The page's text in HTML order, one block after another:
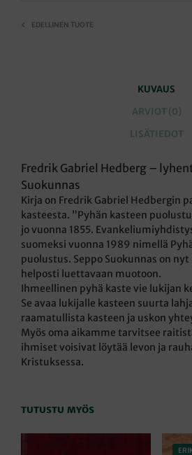
EDELLINEN TUOTE
KUVAUS
ARVIOT (0)
LISÄTIEDOT
Fredrik Gabriel Hedberg –
Suokunnas
Kirja on Fredrik Gabriel Hedbergin
kasteesta. ”Pyhän kasteen
jo vuonna 1855.
suomeksi vuonna 1989 nimellä
puolustus. Seppo Suokunnas on
helposti luettavaan muotoon.
Ihmeellinen pyhä kaste vie lukijan
Se avaa lukijalle kasteen suurta
raamatullista kasteen ja uskon
Myös oma aikamme tarvitsee
ihmiset voisivat löytää levon ja
Kristuksessa.
TUTUSTU MYÖS